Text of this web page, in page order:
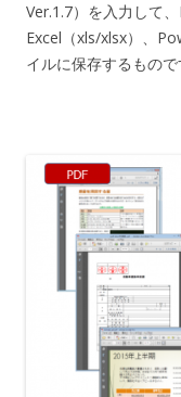
Ver.1.7）を入力して
Excel（xls/xlsx）、
イルに保存するもので